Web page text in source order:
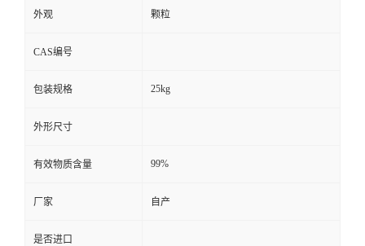
外观 颗粒
CAS编号
包装规格 25kg
外形尺寸
有效物质含量 99%
厂家 自产
是否进口